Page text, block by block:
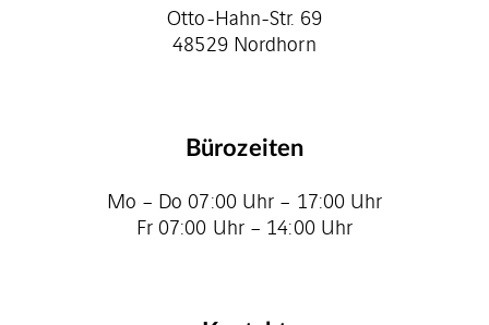
Otto-Hahn-Str. 69
48529 Nordhorn
Bürozeiten
Mo – Do 07:00 Uhr – 17:00 Uhr
Fr 07:00 Uhr – 14:00 Uhr